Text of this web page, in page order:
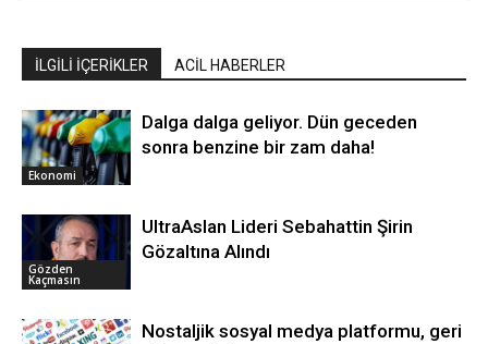
İLGİLİ İÇERİKLER ACİL HABERLER
Ekonomi
Dalga dalga geliyor. Dün geceden
sonra benzine bir zam daha!
Gözden
Kaçmasın
UltraAslan Lideri Sebahattin Şirin
Gözaltına Alındı
Nostaljik sosyal medya platformu, geri